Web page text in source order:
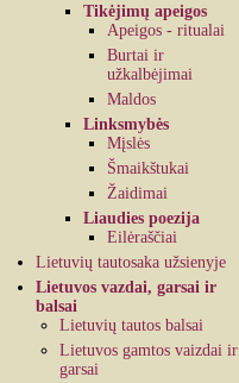
Tikėjimų apeigos
Apeigos - ritualai
Burtai ir
užkalbėjimai
Maldos
Linksmybės
Mįslės
Šmaikštukai
Žaidimai
Liaudies poezija
Eilėraščiai
Lietuvių tautosaka užsienyje
Lietuvos vazdai, garsai ir
balsai
Lietuvių tautos balsai
Lietuvos gamtos vaizdai ir
garsai